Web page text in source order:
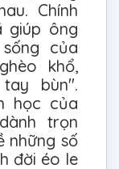
Chính
giúp ông
của
khổ,
bùn".
học của
trọn
những số
đời éo le